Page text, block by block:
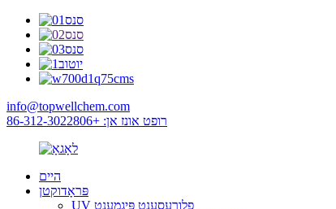
info@topwellchem.com
רופט אונז אן: +86-312-3022806
היים
פּראָדוקטן
UV פלורעסענט פּיגמענט